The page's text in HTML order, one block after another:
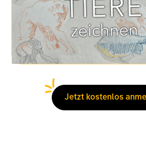
Jetzt kostenlos